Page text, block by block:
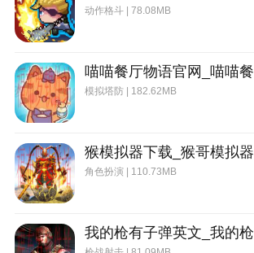
动作格斗 | 78.08MB
模拟塔防 | 182.62MB
猴模拟器下载_猴哥模拟器
角色扮演 | 110.73MB